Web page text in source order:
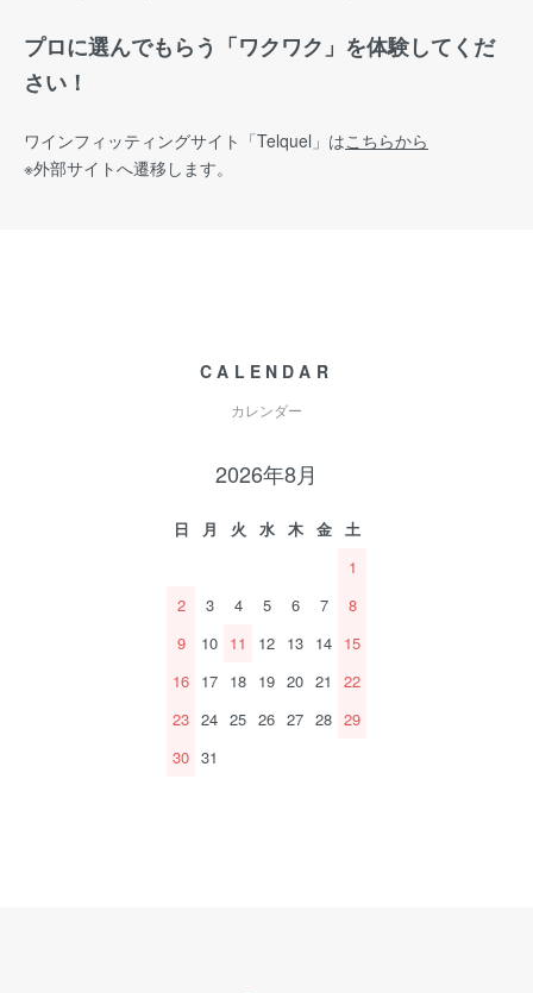
プロに選んでもらう「ワクワク」を体験してくだ
さい！
ワインフィッティングサイト 「Telquel」はこちらから
※外部サイトへ遷移します。
CALENDAR
カレンダー
2026年8月
日 月 火 水 木 金
土
1
2
3 4 5 6 7
8
9
10 11 12 13 14 15
16 17 18 19 20 21
22
23 24 25 26 27 28 29
30 31